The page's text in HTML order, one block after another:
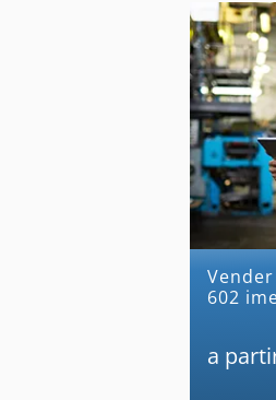
Vender amazone zae
602
a
Arado Profundo